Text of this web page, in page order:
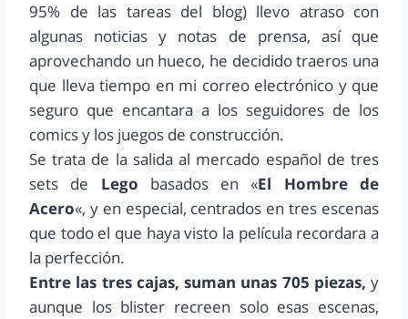
95% de las tareas del blog) llevo atraso con
algunas noticias y notas de prensa, así que
aprovechando un hueco, he decidido traeros una
que lleva tiempo en mi correo electrónico y que
seguro que encantara a los seguidores de los
comics y los juegos de construcción.
Se trata de la salida al mercado español de tres
sets de Lego basados en «El Hombre de
Acero«, y en especial, centrados en tres escenas
que todo el que haya visto la película recordara a
la perfección.
Entre las tres cajas, suman unas 705 piezas, y
aunque los blister recreen solo esas escenas,